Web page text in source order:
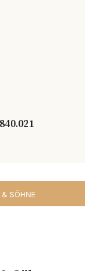
SÖHNE